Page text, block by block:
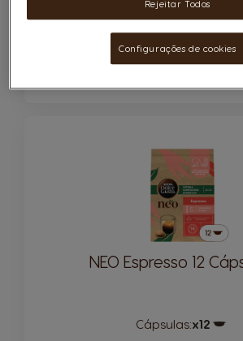
0,42€/un
4,99 €
Quantidade
NEO Espresso 12
Cápsulas:x12
Rejeitar Todos
Configurações de cookies